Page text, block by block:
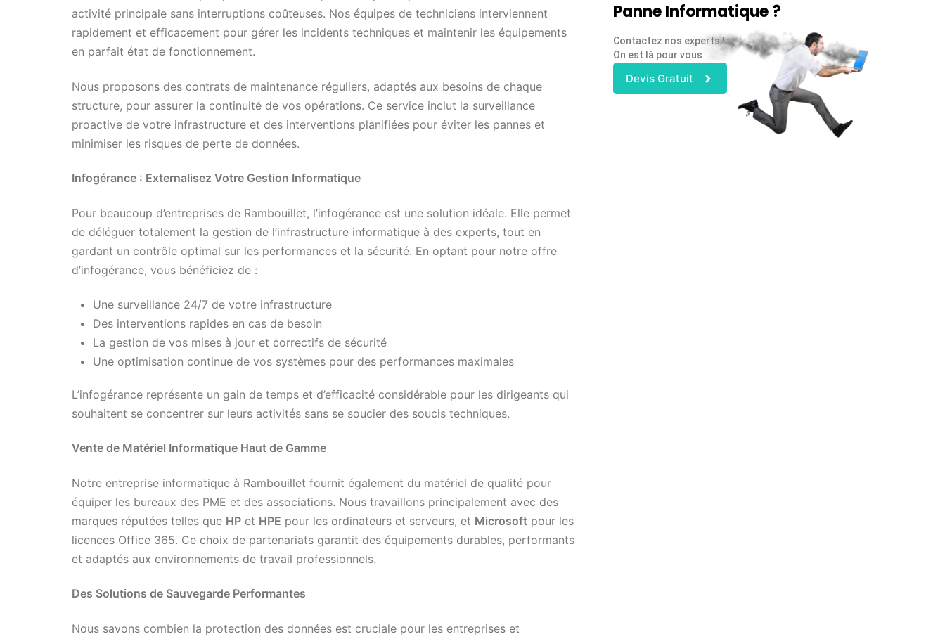
activité principale sans interruptions coûteuses. Nos équipes de techniciens interviennent
rapidement et efficacement pour gérer les incidents techniques et maintenir les équipements
en parfait état de fonctionnement.
Nous proposons des contrats de maintenance réguliers, adaptés aux besoins de chaque
structure, pour assurer la continuité de vos opérations. Ce service inclut la surveillance
proactive de votre infrastructure et des interventions planifiées pour éviter les pannes et
minimiser les risques de perte de données.
Infogérance : Externalisez Votre Gestion Informatique
Pour beaucoup d’entreprises de Rambouillet, l’infogérance est une solution idéale. Elle permet
de déléguer totalement la gestion de l’infrastructure informatique à des experts, tout en
gardant un contrôle optimal sur les performances et la sécurité. En optant pour notre offre
d’infogérance, vous bénéficiez de :
Une surveillance 24/7 de votre infrastructure
Des interventions rapides en cas de besoin
La gestion de vos mises à jour et correctifs de sécurité
Une optimisation continue de vos systèmes pour des performances maximales
L’infogérance représente un gain de temps et d’efficacité considérable pour les dirigeants qui
souhaitent se concentrer sur leurs activités sans se soucier des soucis techniques.
Vente de Matériel Informatique Haut de Gamme
Notre entreprise informatique à Rambouillet fournit également du matériel de qualité pour
équiper les bureaux des PME et des associations. Nous travaillons principalement avec des
marques réputées telles que HP et HPE pour les ordinateurs et serveurs, et Microsoft pour les
licences Office 365. Ce choix de partenariats garantit des équipements durables, performants
et adaptés aux environnements de travail professionnels.
Des Solutions de Sauvegarde Performantes
Nous savons combien la protection des données est cruciale pour les entreprises et
Panne Informatique ?
Contactez nos experts !
On est là pour vous
Devis Gratuit